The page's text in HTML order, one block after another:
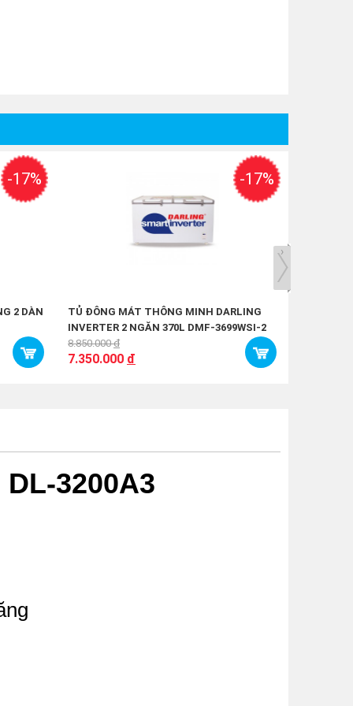
-17%
2 DÀN
-17%
TỦ ĐÔNG MÁT THÔNG MINH DARLING
INVERTER 2 NGĂN 370L DMF-3699WSI-2
8.850.000đ
7.350.000 đ
›
3200A3